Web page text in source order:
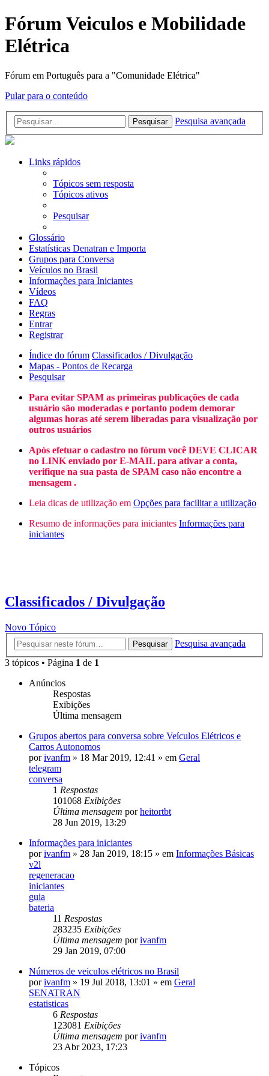
Fórum Veiculos e Mobilidade
Elétrica
Fórum em Português para a "Comunidade Elétrica"
Pular para o conteúdo
Pesquisar Pesquisa avançada
Links rápidos
Tópicos sem resposta
Tópicos ativos
Pesquisar
Glossário
Estatísticas Denatran e Importa
Grupos para Conversa
Veículos no Brasil
Informações para Iniciantes
Vídeos
FAQ
Regras
Entrar
Registrar
Índice do fórum Classificados / Divulgação
Mapas - Pontos de Recarga
Pesquisar
Para evitar SPAM as primeiras publicações de cada
usuário são moderadas e portanto podem demorar
algumas horas até serem liberadas para visualização por
outros usuários
Após efetuar o cadastro no fórum você DEVE CLICAR
no LINK enviado por E-MAIL para ativar a conta,
verifique na sua pasta de SPAM caso não encontre a
mensagem .
Leia dicas de utilização em Opções para facilitar a utilização
Resumo de informações para iniciantes Informações para
iniciantes
Classificados / Divulgação
Novo Tópico
Pesquisar
Pesquisa avançada
3 tópicos • Página 1 de 1
Anúncios
Respostas
Exibições
Última mensagem
Grupos abertos para conversa sobre Veículos Elétricos e
Carros Autonomos
porivanfm » 18 Mar 2019, 12:41 » em Geral
telegram
conversa
1 Respostas
101068 Exibições
Última mensagem porheitortbt
28 Jun 2019, 13:29
Informações para iniciantes
porivanfm » 28 Jan 2019, 18:15 » em Informações Básicas
v2l
regeneracao
iniciantes
guia
bateria
11 Respostas
283235 Exibições
Última mensagem porivanfm
29 Jan 2019, 07:00
Números de veiculos elétricos no Brasil
porivanfm » 19 Jul 2018, 13:01 » em Geral
SENATRAN
estatisticas
6 Respostas
123081 Exibições
Última mensagem porivanfm
23 Abr 2023, 17:23
Tópicos